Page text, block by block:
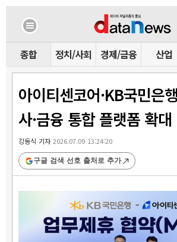
종합 정치/사회 경제/금융 산업
아이티센코어·KB국민은
사·금융 통합 플랫폼 확대
강동식 기자2026.07.09 13:24:20
구글 검색 선호 출처로 추가